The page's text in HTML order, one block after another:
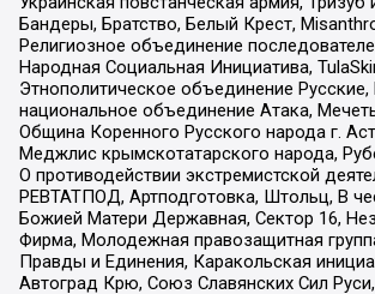
Бандеры, Братство, Белый Крест,
Религиозное объединение
Народная Социальная Инициатива,
Этнополитическое объединение Русские,
национальное объединение Атака,
Община Коренного Русского народа г.
Меджлис крымскотатарского народа,
О противодействии экстремистской
РЕВТАТПОД, Артподготовка, Штольц, В
Божией Матери Державная, Сектор 16,
Фирма, Молодежная правозащитная
Правды и Единения, Каракольская
Автоград Крю, Союз Славянских Сил